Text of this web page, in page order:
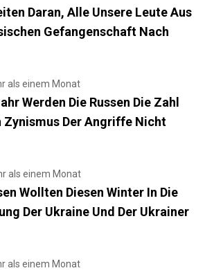
Daran, Alle Unsere Leute Aus
Gefangenschaft Nach
als einem Monat
Werden Die Russen Die Zahl
Zynismus Der Angriffe Nicht
als einem Monat
Wollten Diesen Winter In Die
Der Ukraine Und Der Ukrainer
als einem Monat